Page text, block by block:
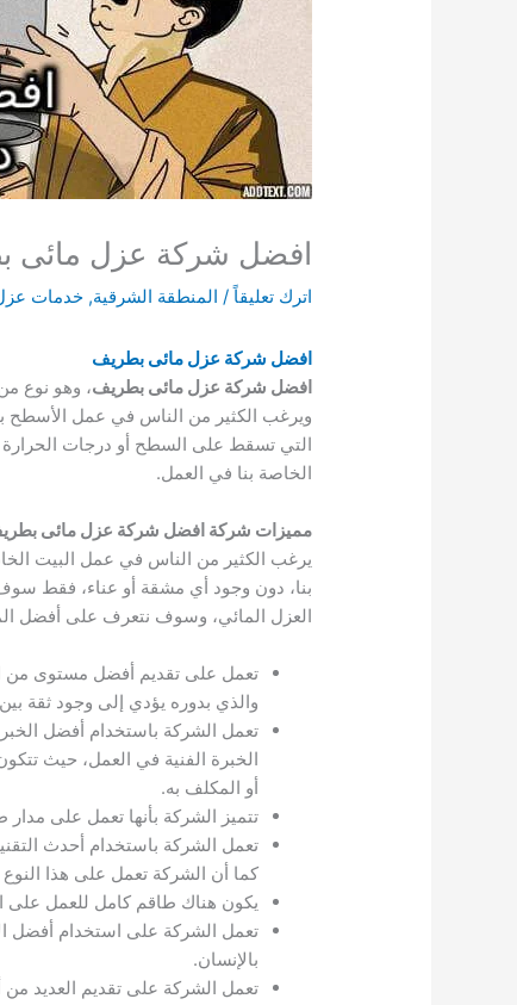
افضل شركة عزل مائى
اترك تعليقاً / المنطقة الشرقية,خدمات
افضل شركة عزل مائى بطريف
افضل شركة عزل مائى بطريف، وهو نوع
ويرغب الكثير من الناس في عمل الأسطح
التي تسقط على السطح أو درجات
الخاصة بنا في العمل.
مميزات شركة افضل شركة عزل مائى
يرغب الكثير من الناس في عمل البيت
بنا، دون وجود أي مشقة أو عناء، فقط
العزل المائي، وسوف نتعرف على أفضل
تعمل على تقديم أفضل مستوى من
والذي بدوره يؤدي إلى وجود ثقة
تعمل الشركة باستخدام أفضل
الخبرة الفنية في العمل، حيث
أو المكلف به.
تتميز الشركة بأنها تعمل على مدار طوال أيام الأسبوع، وتكون على
تعمل الشركة باستخدام أحدث
كما أن الشركة تعمل على هذا
يكون هناك طاقم كامل للعمل على
تعمل الشركة على استخدام أفضل
بالإنسان.
تعمل الشركة على تقديم العديد من أنواع